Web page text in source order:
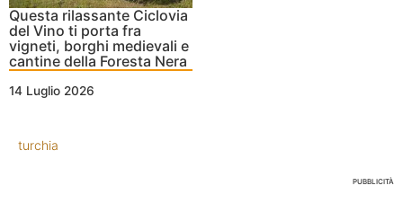
Questa rilassante Ciclovia
del Vino ti porta fra
vigneti, borghi medievali e
cantine della Foresta Nera
14 Luglio 2026
turchia
PUBBLICITÀ